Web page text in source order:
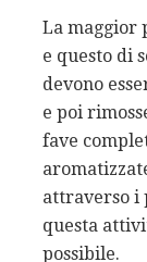
La maggior
e questo di
devono
e poi
fave
attraverso i
questa
possibile.